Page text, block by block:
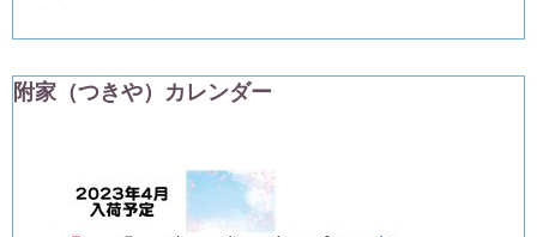
附家（つきや）カレンダー